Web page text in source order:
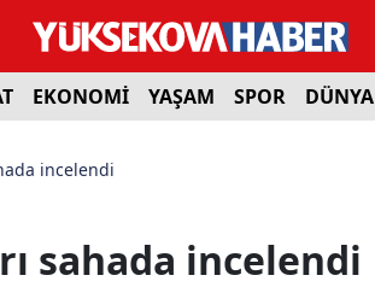
EKONOMİ YAŞAM SPOR DÜNYA
incelendi
sahada incelendi